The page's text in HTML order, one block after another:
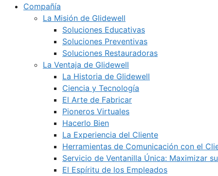
Compañía
La Misión de Glidewell
Soluciones Educativas
Soluciones Preventivas
Soluciones Restauradoras
La Ventaja de Glidewell
La Historia de Glidewell
Ciencia y Tecnología
El Arte de Fabricar
Pioneros Virtuales
Hacerlo Bien
La Experiencia del Cliente
Herramientas de Comunicación con el
Servicio de Ventanilla Única: Maximizar
El Espíritu de los Empleados